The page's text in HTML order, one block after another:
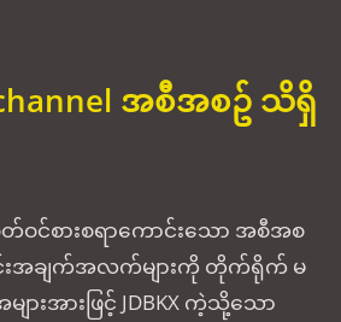
အစီအစဥ် သိရှိ
စိတ်ဝင်စားစရာကောင်းသော အစီအစ
အချက်အလက်များကို တိုက်ရိုက် မ
ားအားဖြင့် JDBKX ကဲ့သို့သော